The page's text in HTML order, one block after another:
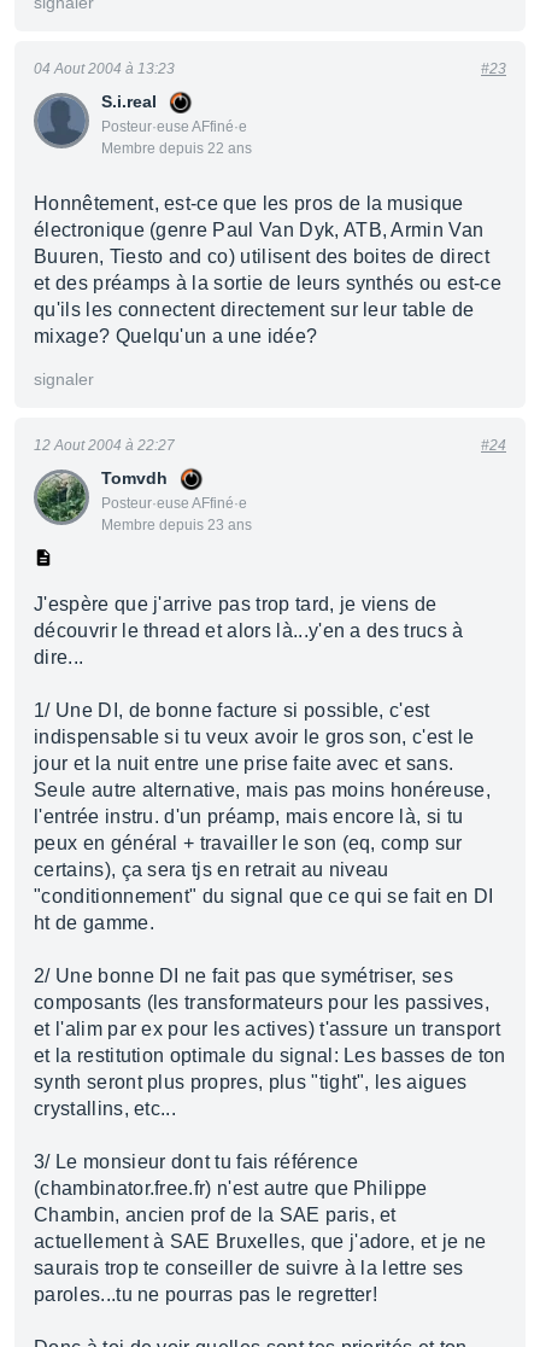
S.i.real
Posteur·euse AFfiné·e
Membre depuis 22 ans
04 Aout 2004 à 13:23 #23
Honnêtement, est-ce que les pros de la musique
électronique (genre Paul Van Dyk, ATB, Armin Van
Buuren, Tiesto and co) utilisent des boites de direct
et des préamps à la sortie de leurs synthés ou est-ce
qu'ils les connectent directement sur leur table de
mixage? Quelqu'un a une idée?
signaler
Tomvdh
Posteur·euse AFfiné·e
Membre depuis 23 ans
12 Aout 2004 à 22:27 #24
J'espère que j'arrive pas trop tard, je viens de
découvrir le thread et alors là...y'en a des trucs à
dire...
1/ Une DI, de bonne facture si possible, c'est
indispensable si tu veux avoir le gros son, c'est le
jour et la nuit entre une prise faite avec et sans.
Seule autre alternative, mais pas moins honéreuse,
l'entrée instru. d'un préamp, mais encore là, si tu
peux en général + travailler le son (eq, comp sur
certains), ça sera tjs en retrait au niveau
"conditionnement" du signal que ce qui se fait en DI
ht de gamme.
2/ Une bonne DI ne fait pas que symétriser, ses
composants (les transformateurs pour les passives,
et l'alim par ex pour les actives) t'assure un transport
et la restitution optimale du signal: Les basses de ton
synth seront plus propres, plus "tight", les aigues
crystallins, etc...
3/ Le monsieur dont tu fais référence
(chambinator.free.fr) n'est autre que Philippe
Chambin, ancien prof de la SAE paris, et
actuellement à SAE Bruxelles, que j'adore, et je ne
saurais trop te conseiller de suivre à la lettre ses
paroles...tu ne pourras pas le regretter!